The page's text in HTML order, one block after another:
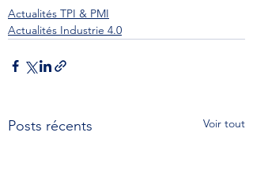
Actualités TPI & PMI
Actualités Industrie 4.0
Posts récents Voir tout